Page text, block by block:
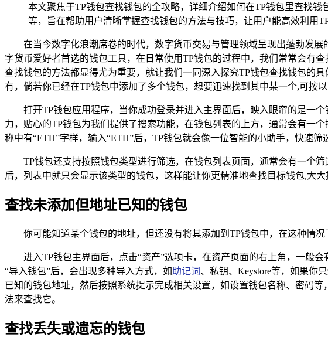
本文聚焦于TP钱包查找钱包的全攻略，详细介绍如何在TP钱包里查找
等，旨在帮助用户清晰掌握查找钱包的方法与技巧，让用户能高效利用
在当今数字化浪潮席卷的时代，数字货币交易与管理领域呈现出蓬勃发
字货币爱好者首选的钱包工具，在日常使用TP钱包的过程中，我们常常会有
查找钱包的方法都显得尤为重要，就让我们一同深入探究TP钱包查找钱包的
有，倘若你已经在TP钱包中添加了多个钱包，想要迅速找到其中某一个,可按以
打开TP钱包应用程序，当你成功登录并进入主界面后，映入眼帘的是一
力，贴心的TP钱包为我们提供了搜索功能，在钱包列表的上方，通常会有一
称中有“ETH”字样，输入“ETH”后，TP钱包就会像一位智能的小助手，快速
TP钱包还支持按照钱包类型进行筛选，在钱包列表页面，通常会有一个
后，列表中就只会显示该类型的钱包，这样能让你更精准地查找目标钱包,大大
查找未添加但地址已知的钱包
你可能知道某个钱包的地址，但还没有将其添加到TP钱包中，在这种情
进入TP钱包主界面后，点击“资产”选项卡，在资产页面的右上角，一般
“导入钱包”后，会出现多种导入方式，如助记词 、私钥、Keystore等，如果你
已知的钱包地址，然后按照系统提示完成相关设置，如设置钱包名称、密码
法来查找它。
查找丢失或遗忘的钱包